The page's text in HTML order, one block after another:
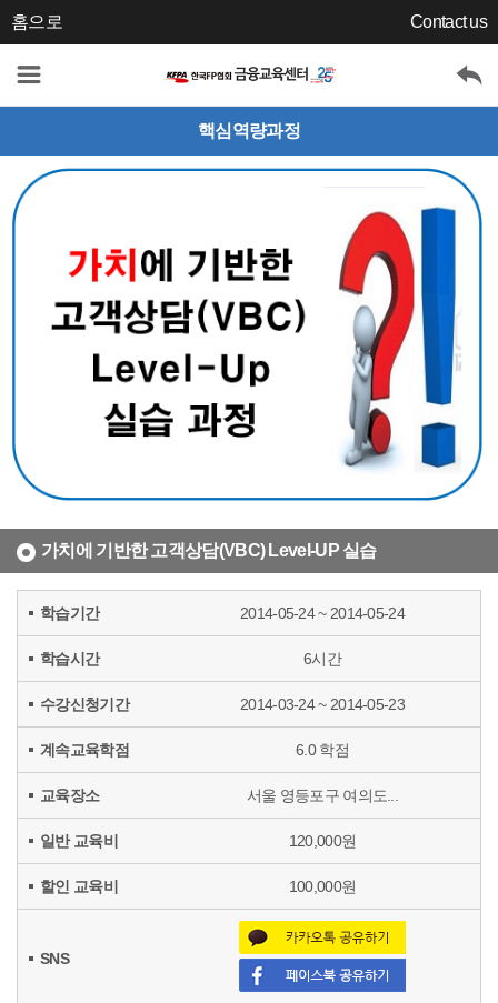
홈으로 Contact us
핵심역량과정
가치에 기반한 고객상담(VBC) Level-UP 실습
학습기간 2014-05-24 ~ 2014-05-24
학습시간 6시간
수강신청기간 2014-03-24 ~ 2014-05-23
계속교육학점 6.0 학점
교육장소 서울 영등포구 여의도...
일반 교육비 120,000원
할인 교육비 100,000원
SNS